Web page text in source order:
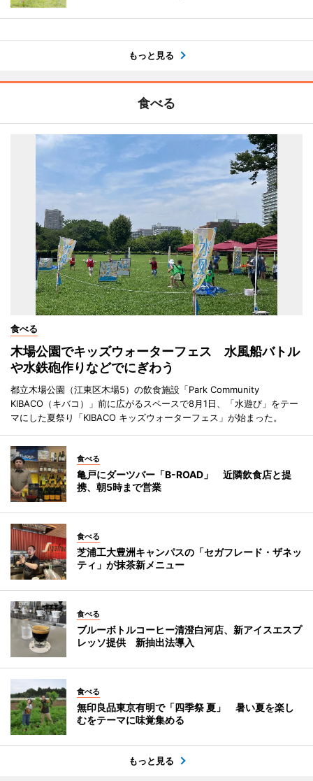
もっと見る
食べる
食べる
木場公園でキッズウォーターフェス 水風船バトル
や水鉄砲作りなどでにぎわう
都立木場公園（江東区木場5）の飲食施設「Park Community
KIBACO（キバコ）」前に広がるスペースで8月1日、「水遊び」をテー
マにした夏祭り「KIBACO キッズウォーターフェス」が始まった。
食べる
亀戸にダーツバー「B-ROAD」 近隣飲食店と提
携、朝5時まで営業
食べる
芝浦工大豊洲キャンパスの「セガフレード・ザネッ
ティ」が抹茶新メニュー
食べる
ブルーボトルコーヒー清澄白河店、新アイスエスプ
レッソ提供 新抽出法導入
食べる
無印良品東京有明で「四季祭 夏」 暑い夏を楽し
むをテーマに味覚集める
もっと見る